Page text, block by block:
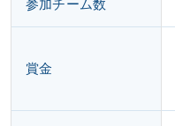
参加チーム数
賞金